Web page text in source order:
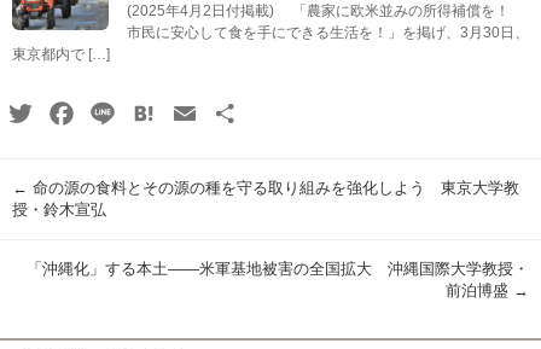
(2025年4月2日付掲載) 「農家に欧米並みの所得補償を！
市民に安心して食を手にできる生活を！」を掲げ、3月30日、
東京都内で […]
TwitterFacebook
Line HatenaEmail
← 命の源の食料とその源の種を守る取り組みを強化しよう 東京大学教
授・鈴木宣弘
「沖縄化」する本土――米軍基地被害の全国拡大 沖縄国際大学教授・
前泊博盛 →